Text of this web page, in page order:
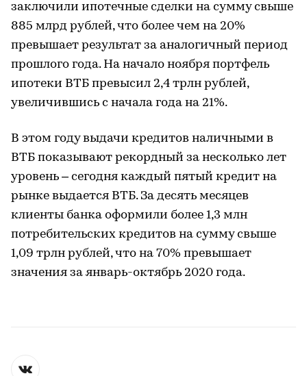
заключили ипотечные сделки на сумму свыше
885 млрд рублей, что более чем на 20%
превышает результат за аналогичный период
прошлого года. На начало ноября портфель
ипотеки ВТБ превысил 2,4 трлн рублей,
увеличившись с начала года на 21%.
В этом году выдачи кредитов наличными в
ВТБ показывают рекордный за несколько лет
уровень – сегодня каждый пятый кредит на
рынке выдается ВТБ. За десять месяцев
клиенты банка оформили более 1,3 млн
потребительских кредитов на сумму свыше
1,09 трлн рублей, что на 70% превышает
значения за январь-октябрь 2020 года.